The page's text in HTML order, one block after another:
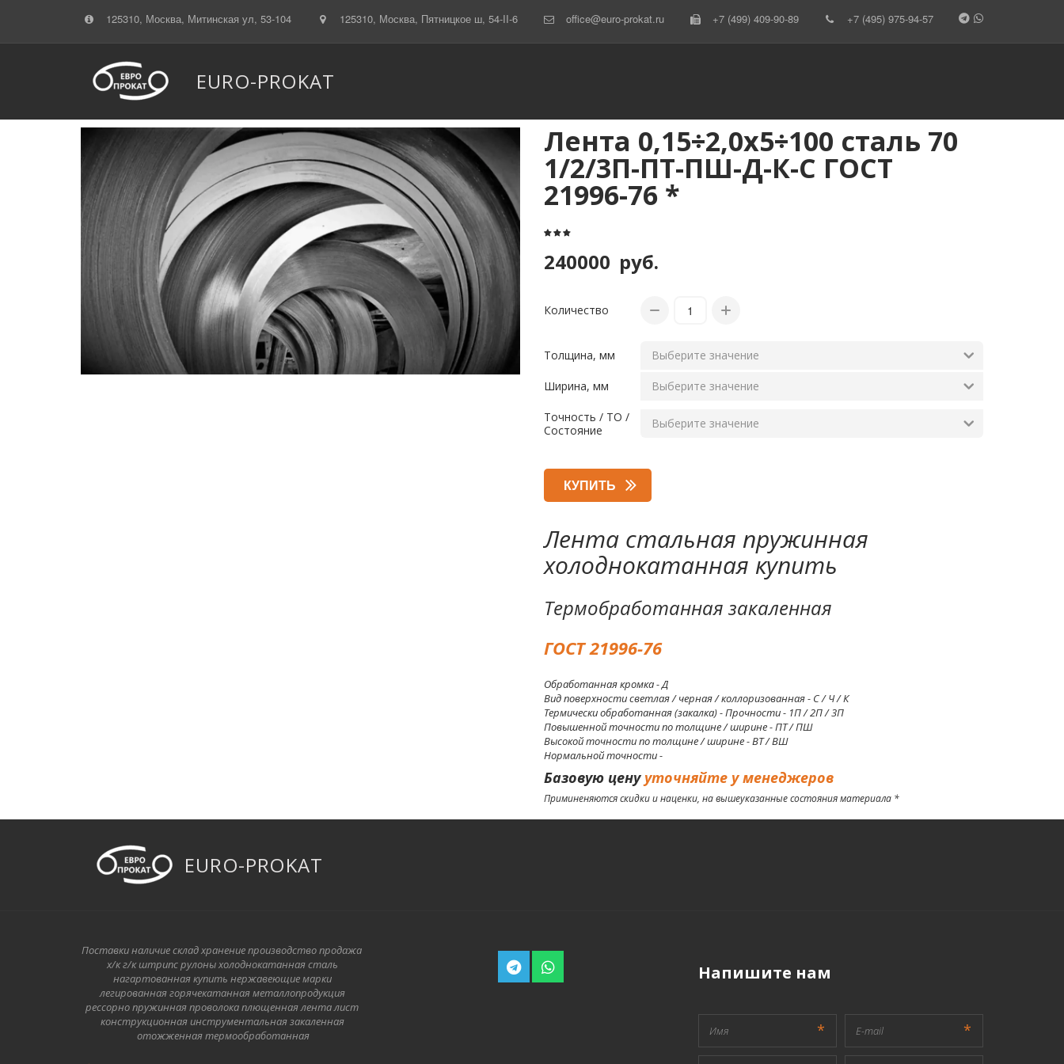
125310, Москва, Митинская ул, 53-104 125310, Москва, Пятницкое ш, 54-II-6 office@euro-prokat.ru +7 (499) 409-90-89 +7 (495) 975-94-57
EURO-PROKAT
Лента 0,15÷2,0х5÷100 сталь 70
1/2/3П-ПТ-ПШ-Д-К-С ГОСТ
21996-76 *
240000 руб.
Количество
Толщина, мм
Ширина, мм
Точность / ТО /
Состояние
КУПИТЬ
Лента стальная пружинная
холоднокатанная купить
Термобработанная закаленная
ГОСТ 21996-76
Обработанная кромка - Д
Вид поверхности светлая / черная / коллоризованная - С / Ч / К
Термически обработанная (закалка) - Прочности - 1П / 2П / 3П
Повышенной точности по толщине / ширине - ПТ / ПШ
Высокой точности по толщине / ширине - ВТ / ВШ
Нормальной точности -
Базовую цену уточняйте у менеджеров
Приминеняются скидки и наценки, на вышеуказанные состояния материала *
EURO-PROKAT
Поставки наличие склад хранение производство продажа
х/к г/к штрипс рулоны холоднокатанная сталь
нагартованная купить нержавеющие марки
легированная горячекатанная металлопродукция
рессорно пружинная проволока плющенная лента лист
конструкционная инструментальная закаленная
отожженная термообработанная
Напишите нам
* *